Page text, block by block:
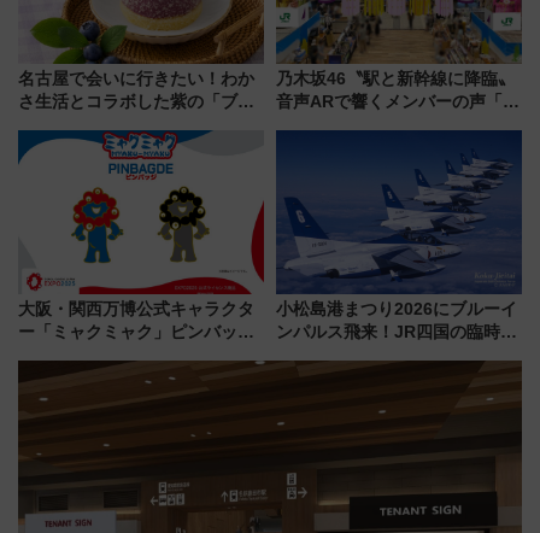
名古屋で会いに行きたい！わか
さ生活とコラボした紫の「ブル
売
乃木坂46〝駅と新幹線に降臨〟
音声ARで響くメンバーの声「真
大阪・関西万博公式キャラクタ
ー「ミャクミャク」ピンバッジ
中旬発売
小松島港まつり2026にブルーイ
ンパルス飛来！JR四国の臨時ダ